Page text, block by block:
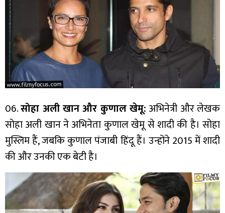
06.सोहा अली खान और कुणाल खेमू:अभिनेत्री और लेखक
सोहा अली खान ने अभिनेता कुणाल खेमू से शादी की है। सोहा
मुस्लिम हैं, जबकि कुणाल पंजाबी हिंदू हैं। उन्होंने 2015 में शादी
की और उनकी एक बेटी है।